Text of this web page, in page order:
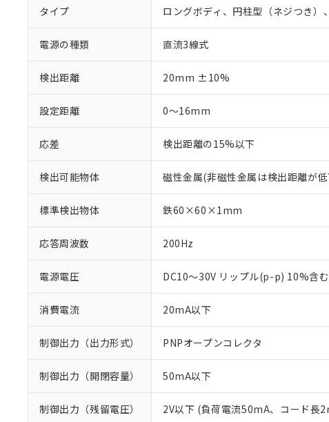
タイプ ロングボディ、円柱型（ネジつき）
電源の種類 直流3線式
検出距離 20mm ±10%
設定距離 0～16mm
応差 検出距離の15%以下
検出可能物体 磁性金属(非磁性金属は検出距離が
標準検出物体 鉄60×60×1mm
応答周波数 200Hz
電源電圧 DC10～30V リップル(p-p) 10%含
消費電流 20mA以下
制御出力（出力形式） PNPオープンコレクタ
制御出力（開閉容量） 50mA以下
制御出力（残留電圧） 2V以下 (負荷電流50mA、コード長